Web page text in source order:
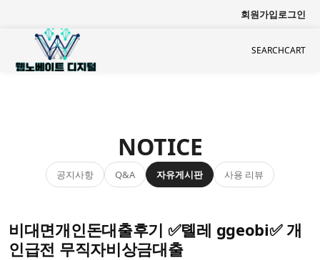
회원가입로그인
SEARCHCART
NOTICE
공지사항 Q&A 자유게시판 사용 리뷰
비대면개인돈대출후기 ✅톌레 ggeobi✅ 개
인급전 무직자비상금대출